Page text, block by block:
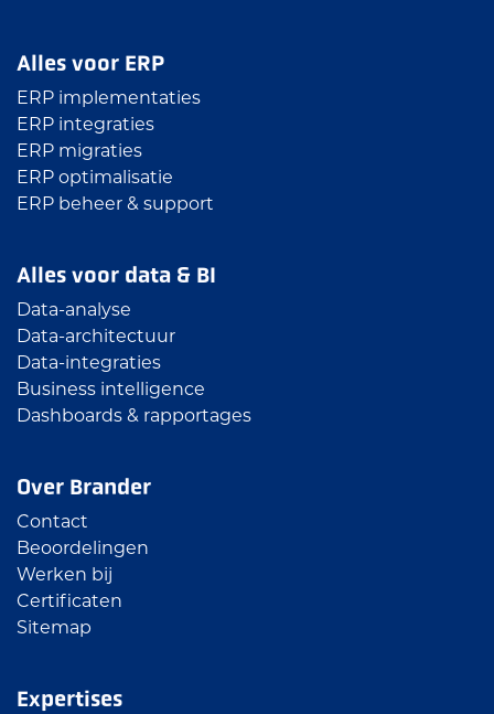
Alles voor ERP
ERP implementaties
ERP integraties
ERP migraties
ERP optimalisatie
ERP beheer & support
Alles voor data & BI
Data-analyse
Data-architectuur
Data-integraties
Business intelligence
Dashboards & rapportages
Over Brander
Contact
Beoordelingen
Werken bij
Certificaten
Sitemap
Expertises